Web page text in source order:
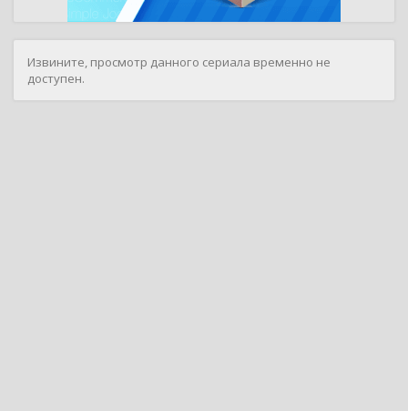
Извините, просмотр данного сериала временно не
доступен.